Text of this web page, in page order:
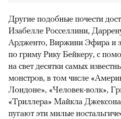
Другие подобные почести
Изабелле Росселлини,
Ардженто, Виржини Эфира и
по гриму Рику Бейкеру, с
на свет десятки самых
монстров, в том числе
Лондоне», «Человек-волк»,
«Триллера» Майкла
пугают эти милые